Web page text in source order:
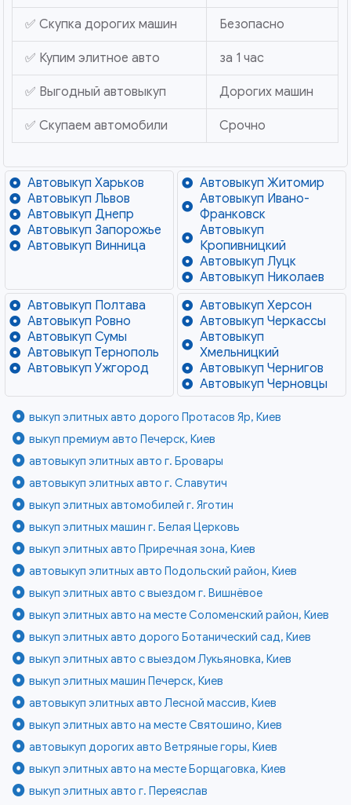
✅ Скупка дорогих машин Безопасно
✅ Купим элитное авто за 1 час
✅ Выгодный автовыкуп Дорогих машин
✅ Скупаем автомобили Срочно
Автовыкуп Харьков
Автовыкуп Львов
Автовыкуп Днепр
Автовыкуп Запорожье
Автовыкуп Винница
Автовыкуп Житомир
Автовыкуп Ивано-
Франковск
Автовыкуп
Кропивницкий
Автовыкуп Луцк
Автовыкуп Николаев
Автовыкуп Полтава
Автовыкуп Ровно
Автовыкуп Сумы
Автовыкуп Тернополь
Автовыкуп Ужгород
Автовыкуп Херсон
Автовыкуп Черкассы
Автовыкуп
Хмельницкий
Автовыкуп Чернигов
Автовыкуп Черновцы
выкуп элитных авто дорого Протасов Яр, Киев
выкуп премиум авто Печерск, Киев
автовыкуп элитных авто г. Бровары
автовыкуп элитных авто г. Славутич
выкуп элитных автомобилей г. Яготин
выкуп элитных машин г. Белая Церковь
выкуп элитных авто Приречная зона, Киев
автовыкуп элитных авто Подольский район, Киев
выкуп элитных авто с выездом г. Вишнёвое
выкуп элитных авто на месте Соломенский район, Киев
выкуп элитных авто дорого Ботанический сад, Киев
выкуп элитных авто с выездом Лукьяновка, Киев
выкуп элитных машин Печерск, Киев
автовыкуп элитных авто Лесной массив, Киев
выкуп элитных авто на месте Святошино, Киев
автовыкуп дорогих авто Ветряные горы, Киев
выкуп элитных авто на месте Борщаговка, Киев
выкуп элитных авто г. Переяслав